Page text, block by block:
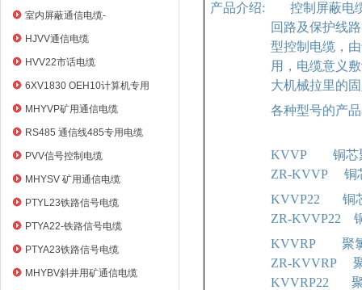
室内屏蔽通信电缆-
HYVP_HYYP
HJVV通信电缆
HVV22市话电缆
6XV1830 OEH10计算机专用
电缆
MHYVP矿用通信电缆
RS485 通信线485专用电缆
PVV信号控制电缆
MHYSV 矿用通信电缆
PTYL23铁路信号电缆
PTYA22-铁路信号电缆
PTYA23铁路信号电缆
MHYBV斜井用矿通信电缆
产品介绍:
控制屏蔽电缆
回路及保护线
型控制电缆，
用，电缆意义
大机械拉里的
各种型号的产
KVVP 铜芯聚
ZR-KVVP 铜
KVVP22 铜芯
ZR-KVVP22
KVVRP 聚氯
ZR-KVVRP 聚
KVVRP22 聚